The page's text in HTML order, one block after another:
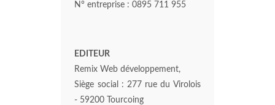
N° entreprise : 0895 711 955
EDITEUR
Remix Web développement,
Siège social : 277 rue du Virolois
- 59200 Tourcoing